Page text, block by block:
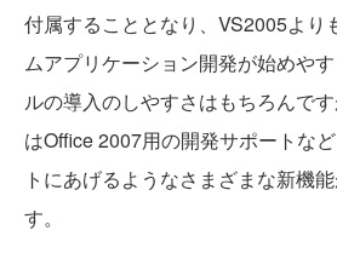
付属することとなり、VS2005より
ムアプリケーション開発が始めや
ルの導入のしやすさはもちろんで
はOffice 2007用の開発サポートな
トにあげるようなさまざまな新機
す。